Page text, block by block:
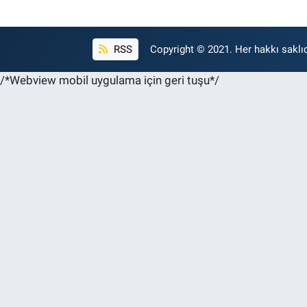
RSS Copyright © 2021. Her hakkı
/*Webview mobil uygulama için geri tuşu*/